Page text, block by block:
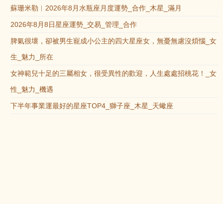
蘇珊米勒︱2026年8月水瓶座月度運勢_合作_木星_滿月
2026年8月8日星座運勢_交易_管理_合作
脾氣很壞，卻被男生寵成小公主的四大星座女，無憂無慮沒煩惱_女
生_魅力_所在
女神範兒十足的三屬相女，很受異性的歡迎，人生處處招桃花！_女
性_魅力_機遇
下半年事業運最好的星座TOP4_獅子座_木星_天蠍座